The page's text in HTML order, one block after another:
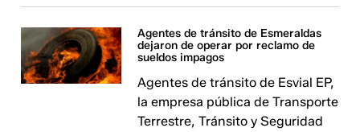
Agentes de tránsito de Esmeraldas
dejaron de operar por reclamo de
sueldos impagos
Agentes de tránsito de Esvial EP,
la empresa pública de Transporte
Terrestre, Tránsito y Seguridad